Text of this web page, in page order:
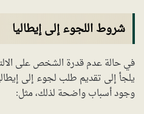
شروط اللجوء إلى إيطاليا
في حالة عدم قدرة الشخص على
يلجأ إلى تقديم طلب لجوء إلى
وجود أسباب واضحة لذلك، مثل: